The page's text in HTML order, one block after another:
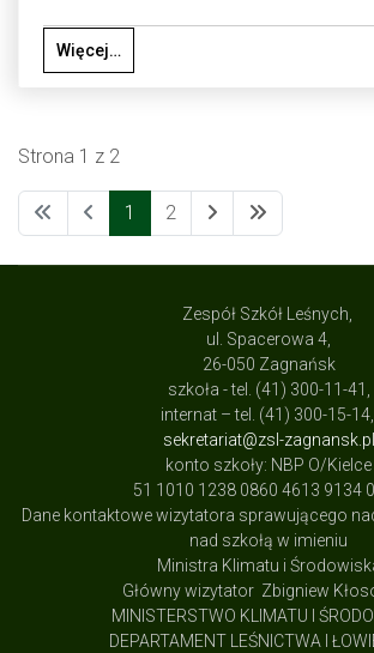
Więcej…
Strona 1 z 2
1 2
Zespół Szkół Leśnych,
ul. Spacerowa 4,
26-050 Zagnańsk
szkoła - tel. (41) 300-11-41,
internat – tel. (41) 300-15-14,
sekretariat@zsl-zagnansk.pl
konto szkoły: NBP O/Kielce
51 1010 1238 0860 4613 9134
Dane kontaktowe wizytatora sprawującego
nad szkołą w imieniu
Ministra Klimatu i
Główny wizytator Zbigniew
MINISTERSTWO KLIMATU I
DEPARTAMENT LEŚNICTWA I